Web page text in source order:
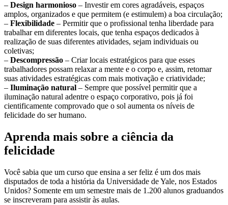
– Design harmonioso – Investir em cores agradáveis, espaços
amplos, organizados e que permitem (e estimulem) a boa circulação;
– Flexibilidade – Permitir que o profissional tenha liberdade para
trabalhar em diferentes locais, que tenha espaços dedicados à
realização de suas diferentes atividades, sejam individuais ou
coletivas;
– Descompressão – Criar locais estratégicos para que esses
trabalhadores possam relaxar a mente e o corpo e, assim, retomar
suas atividades estratégicas com mais motivação e criatividade;
– Iluminação natural – Sempre que possível permitir que a
iluminação natural adentre o espaço corporativo, pois já foi
cientificamente comprovado que o sol aumenta os níveis de
felicidade do ser humano.
Aprenda mais sobre a ciência da
felicidade
Você sabia que um curso que ensina a ser feliz é um dos mais
disputados de toda a história da Universidade de Yale, nos Estados
Unidos? Somente em um semestre mais de 1.200 alunos graduandos
se inscreveram para assistir às aulas.